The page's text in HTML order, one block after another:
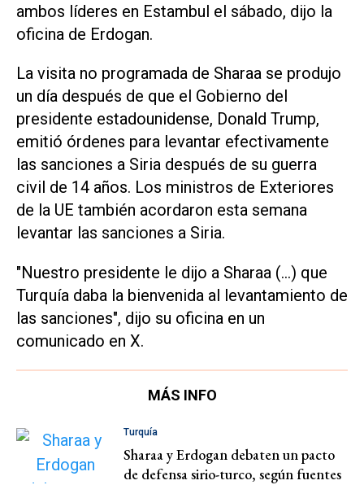
ambos líderes en Estambul el sábado, dijo la
oficina de Erdogan.
La visita no programada de Sharaa se produjo
un día después de que el Gobierno del
presidente estadounidense, Donald Trump,
emitió órdenes para levantar efectivamente
las sanciones a Siria después de su guerra
civil de 14 años. Los ministros de Exteriores
de la UE también acordaron esta semana
levantar las sanciones a Siria.
"Nuestro presidente le dijo a Sharaa (...) que
Turquía daba la bienvenida al levantamiento de
las sanciones", dijo su oficina en un
comunicado en X.
MÁS INFO
Turquía
Sharaa y Erdogan debaten un pacto
de defensa sirio-turco, según fuentes